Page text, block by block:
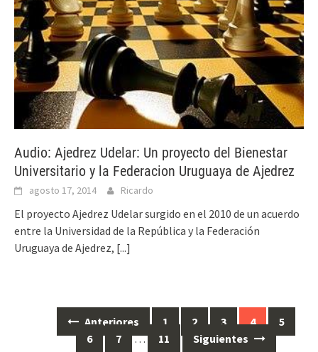
Audio: Ajedrez Udelar: Un proyecto del Bienestar
Universitario y la Federacion Uruguaya de Ajedrez
agosto 17, 2014 Ricardo
El proyecto Ajedrez Udelar surgido en el 2010 de un acuerdo
entre la Universidad de la República y la Federación
Uruguaya de Ajedrez, [...]
Anteriores 1 2 3 4
5
6
7 … 11 Siguientes